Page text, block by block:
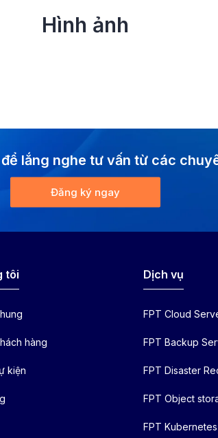
Hình ảnh
lắng nghe tư vấn từ các
Đăng ký ngay
tôi
hàng
kiện
Dịch vụ
FPT Cloud
FPT Backup
FPT Disaster
FPT Object
FPT